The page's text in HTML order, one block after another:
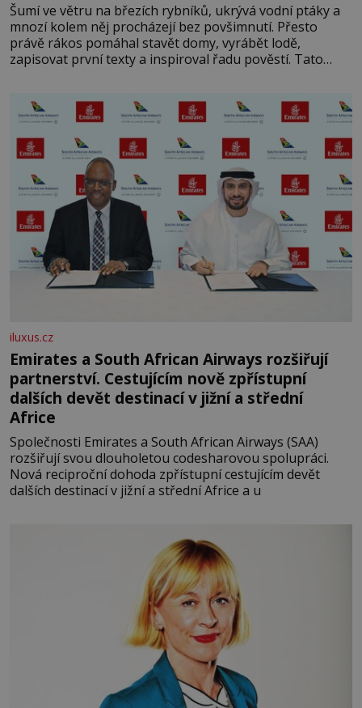
Šumí ve větru na březích rybníků, ukrývá vodní ptáky a
mnozí kolem něj procházejí bez povšimnutí. Přesto
právě rákos pomáhal stavět domy, vyrábět lodě,
zapisovat první texty a inspiroval řadu pověstí. Tato
letního koupání. Stačí se však podívat
iluxus.cz
Emirates a South African Airways rozšiřují
partnerství. Cestujícím nově zpřístupní
dalších devět destinací v jižní a střední
Africe
Společnosti Emirates a South African Airways (SAA)
rozšiřují svou dlouholetou codesharovou spolupráci.
Nová reciproční dohoda zpřístupní cestujícím devět
dalších destinací v jižní a střední Africe a u